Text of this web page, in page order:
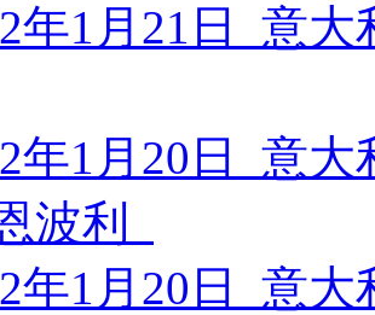
年1月21日 意
年1月20日 意
波利
年1月20日 意